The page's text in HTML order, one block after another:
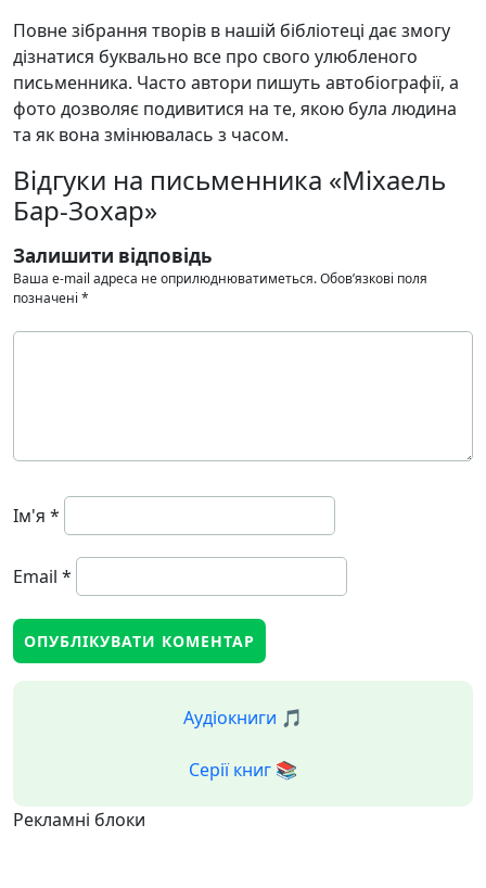
Повне зібрання творів в нашій бібліотеці дає змогу
дізнатися буквально все про свого улюбленого
письменника. Часто автори пишуть автобіографії, а
фото дозволяє подивитися на те, якою була людина
та як вона змінювалась з часом.
Відгуки на письменника «Міхаель
Бар-Зохар»
Залишити відповідь
Ваша e-mail адреса не оприлюднюватиметься.Обов’язкові поля
позначені *
Ім'я *
Email *
Аудіокниги 🎵
Серії книг 📚
Рекламні блоки